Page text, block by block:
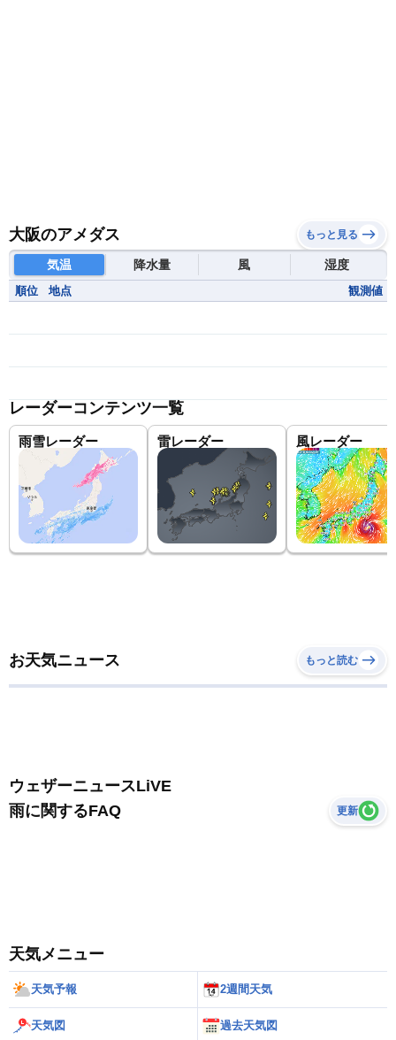
大阪のアメダス もっと見る
気温 降水量 風 湿度
順位 地点 観測値
レーダーコンテンツ一覧
雨雪レーダー 雷レーダー 風レーダー
お天気ニュース もっと読む
ウェザーニュースLiVE
雨に関するFAQ
更新
天気メニュー
天気予報 2週間天気
天気図 過去天気図